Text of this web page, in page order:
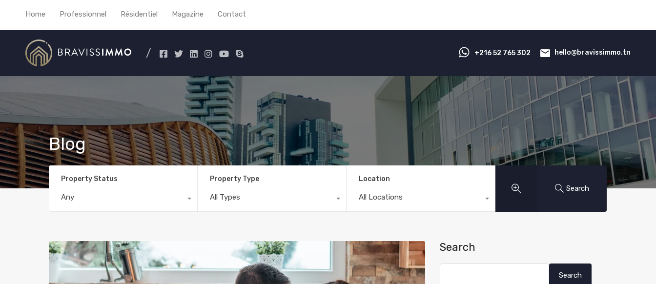
Home Professionnel Résidentiel Magazine Contact
‭+216 52 765 302‬ hello@bravissimmo.tn
Blog
Property Status
Any
Property Type
All Types
Location
All Locations
Search
Search
Search